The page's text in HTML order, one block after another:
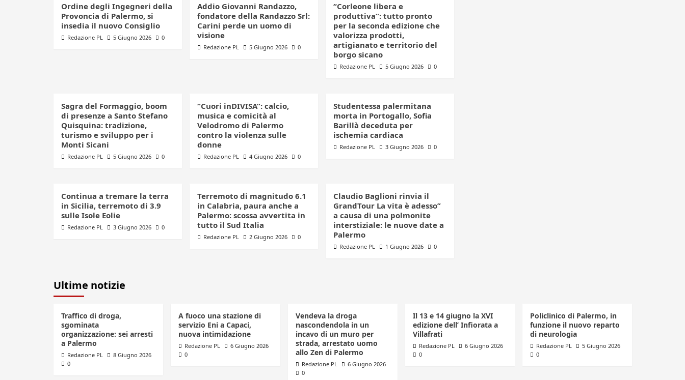
Ordine degli Ingegneri della
Provoncia di Palermo, si
insedia il nuovo Consiglio
Redazione PL 5 Giugno 2026 0
Addio Giovanni Randazzo,
fondatore della Randazzo Srl:
Carini perde un uomo di
visione
Redazione PL 5 Giugno 2026 0
“Corleone libera e
produttiva”: tutto pronto
per la seconda edizione che
valorizza prodotti,
artigianato e territorio del
borgo sicano
Redazione PL 5 Giugno 2026 0
Sagra del Formaggio, boom
di presenze a Santo Stefano
Quisquina: tradizione,
turismo e sviluppo per i
Monti Sicani
Redazione PL 5 Giugno 2026 0
“Cuori inDIVISA”: calcio,
musica e comicità al
Velodromo di Palermo
contro la violenza sulle
donne
Redazione PL 4 Giugno 2026 0
Studentessa palermitana
morta in Portogallo, Sofia
Barillà deceduta per
ischemia cardiaca
Redazione PL 3 Giugno 2026 0
Continua a tremare la terra
in Sicilia, terremoto di 3.9
sulle Isole Eolie
Redazione PL 3 Giugno 2026 0
Terremoto di magnitudo 6.1
in Calabria, paura anche a
Palermo: scossa avvertita in
tutto il Sud Italia
Redazione PL 2 Giugno 2026 0
Claudio Baglioni rinvia il
GrandTour La vita è adesso”
a causa di una polmonite
interstiziale: le nuove date a
Palermo
Redazione PL 1 Giugno 2026 0
Ultime notizie
Traffico di droga,
sgominata
organizzazione: sei arresti
a Palermo
Redazione PL
8 Giugno 2026
0
A fuoco una stazione di
servizio Eni a Capaci,
nuova intimidazione
Redazione PL
6 Giugno 2026
0
Vendeva la droga
nascondendola in un
incavo di un muro per
strada, arrestato uomo
allo Zen di Palermo
Redazione PL
6 Giugno 2026
0
Il 13 e 14 giugno la XVI
edizione dell’ Infiorata a
Villafrati
Redazione PL
6 Giugno 2026
0
Policlinico di Palermo, in
funzione il nuovo reparto
di neurologia
Redazione PL
5 Giugno 2026
0